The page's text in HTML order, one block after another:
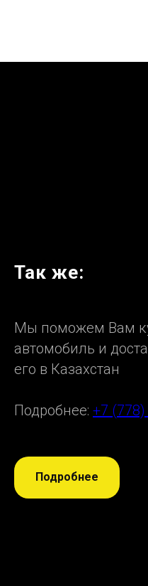
Так же:
Мы поможем Вам
автомобиль и
его в Казахстан
Подробнее: +7
Подробнее